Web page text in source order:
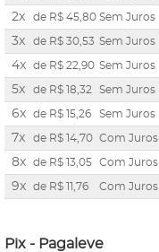
2x de R$ 45,80 Sem Juros
3x de R$ 30,53 Sem Juros
4x de R$ 22,90 Sem Juros
5x de R$ 18,32 Sem Juros
6x de R$ 15,26 Sem Juros
7x de R$ 14,70 Com Juros
8x de R$ 13,05 Com Juros
9x de R$ 11,76 Com Juros
Pix - Pagaleve